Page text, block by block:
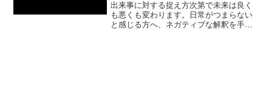
出来事に対する捉え方次第で未来は良く
も悪くも変わります。日常がつまらない
と感じる方へ、ネガティブな解釈を手放